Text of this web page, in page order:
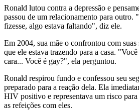
Ronald lutou contra a depressão e
passou de um relacionamento para outro.
fizesse, algo estava faltando", diz ele.
Em 2004, sua mãe o confrontou com
que ele estava trazendo para a casa.
cara... Você é gay?", ela perguntou.
Ronald respirou fundo e confessou seu
preparado para a reação dela. Ela
HIV positivo e representava um risco
as refeições com eles.